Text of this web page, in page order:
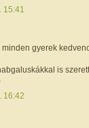
15:41
gyerek
is
16:42